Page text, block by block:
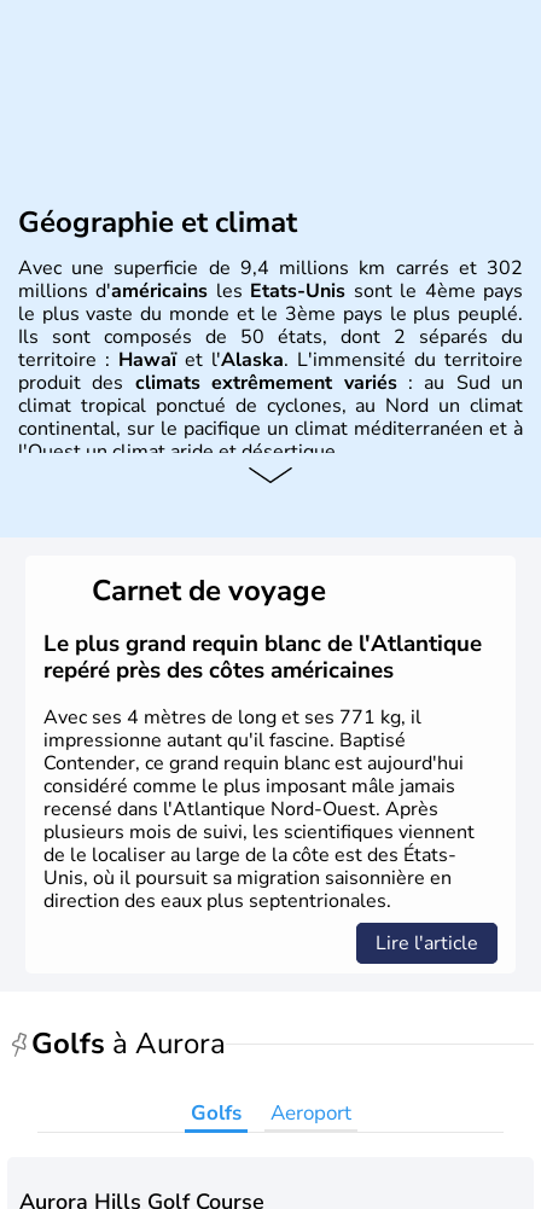
Géographie et climat
Avec une superficie de 9,4 millions km carrés et 302
millions d'américains les Etats-Unis sont le 4ème pays
le plus vaste du monde et le 3ème pays le plus peuplé.
Ils sont composés de 50 états, dont 2 séparés du
territoire : Hawaïet l'Alaska. L'immensité du territoire
produit des climats extrêmement variés: au Sud un
climat tropical ponctué de cyclones, au Nord un climat
continental, sur le pacifique un climat méditerranéen et à
l'Ouest un climat aride et désertique.
Plusieurs populations se sont succédées avant l'arrivée
des européens, suite à la découverte du continent par
Christophe Colomb en 1492. Les 13 colonies
britanniques proclament la Déclaration d'indépendance
en 1776 et adoptent leur première constitution en 1787.
La conquête de l'Ouest marque ensuite l'entrée dans une
phase de développement intense.
Carnet de voyage
Le plus grand requin blanc de l'Atlantique
repéré près des côtes américaines
Avec ses 4 mètres de long et ses 771 kg, il
impressionne autant qu'il fascine. Baptisé
Contender, ce grand requin blanc est aujourd'hui
considéré comme le plus imposant mâle jamais
recensé dans l'Atlantique Nord-Ouest. Après
plusieurs mois de suivi, les scientifiques viennent
de le localiser au large de la côte est des États-
Unis, où il poursuit sa migration saisonnière en
direction des eaux plus septentrionales.
Lire l'article
Golfs à Aurora
Golfs Aeroport
Aurora Hills Golf Course